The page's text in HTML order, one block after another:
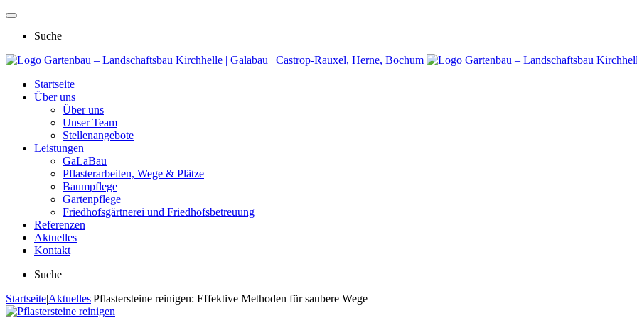
Suche
Gartenbau – Landschaftsbau Kirchhelle | Galabau | Castrop-Rauxel, Herne, Bochum
Gartenbau – Landschaftsbau
Startseite
Über uns
Über uns
Unser Team
Stellenangebote
Leistungen
GaLaBau
Pflasterarbeiten, Wege & Plätze
Baumpflege
Gartenpflege
Friedhofsgärtnerei und Friedhofsbetreuung
Referenzen
Aktuelles
Kontakt
Suche
Startseite|Aktuelles|Pflastersteine reinigen: Effektive Methoden für saubere Wege